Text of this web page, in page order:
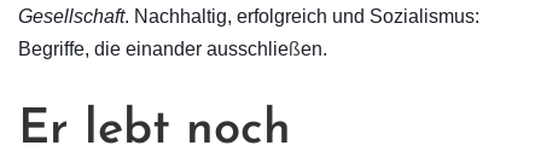
Gesellschaft. Nachhaltig, erfolgreich und Sozialismus:
Begriffe, die einander ausschließen.
Er lebt noch